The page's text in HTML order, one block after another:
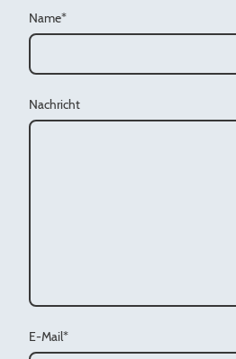
Name*
Nachricht
E-Mail*